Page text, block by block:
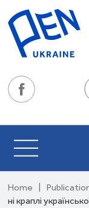
Home
ні краплі